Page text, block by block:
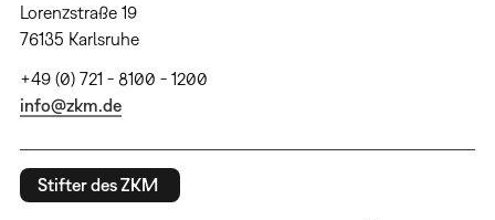
Lorenzstraße 19
76135 Karlsruhe
+49 (0) 721 - 8100 - 1200
info@zkm.de
Stifter des ZKM